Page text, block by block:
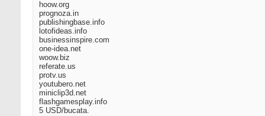
hoow.org
prognoza.in
publishingbase.info
lotofideas.info
businessinspire.com
one-idea.net
woow.biz
referate.us
protv.us
youtubero.net
miniclip3d.net
flashgamesplay.info
5 USD/bucata.